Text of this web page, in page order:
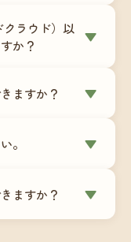
携や、過去の帳
。決算期のタイ
ラウド）以
か？
▼
トを導入される
用中の場合は、
ますか？ ▼
円〜、年末調
積りします。
。 ▼
望のヒアリング
ラウドの初期設
ますか？ ▼